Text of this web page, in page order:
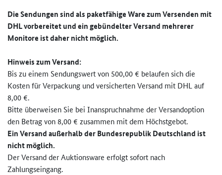
Die Sendungen sind als paketfähige Ware zum Versenden mit
DHL vorbereitet und ein gebündelter Versand mehrerer
Monitore ist daher nicht möglich.
Hinweis zum Versand:
Bis zu einem Sendungswert von 500,00 € belaufen sich die
Kosten für Verpackung und versicherten Versand mit DHL auf
8,00 €.
Bitte überweisen Sie bei Inanspruchnahme der Versandoption
den Betrag von 8,00 € zusammen mit dem Höchstgebot.
Ein Versand außerhalb der Bundesrepublik Deutschland ist
nicht möglich.
Der Versand der Auktionsware erfolgt sofort nach
Zahlungseingang.